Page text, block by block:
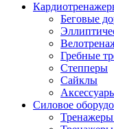
Беговые
Гребные
Степперы
Сайклы
Силовое